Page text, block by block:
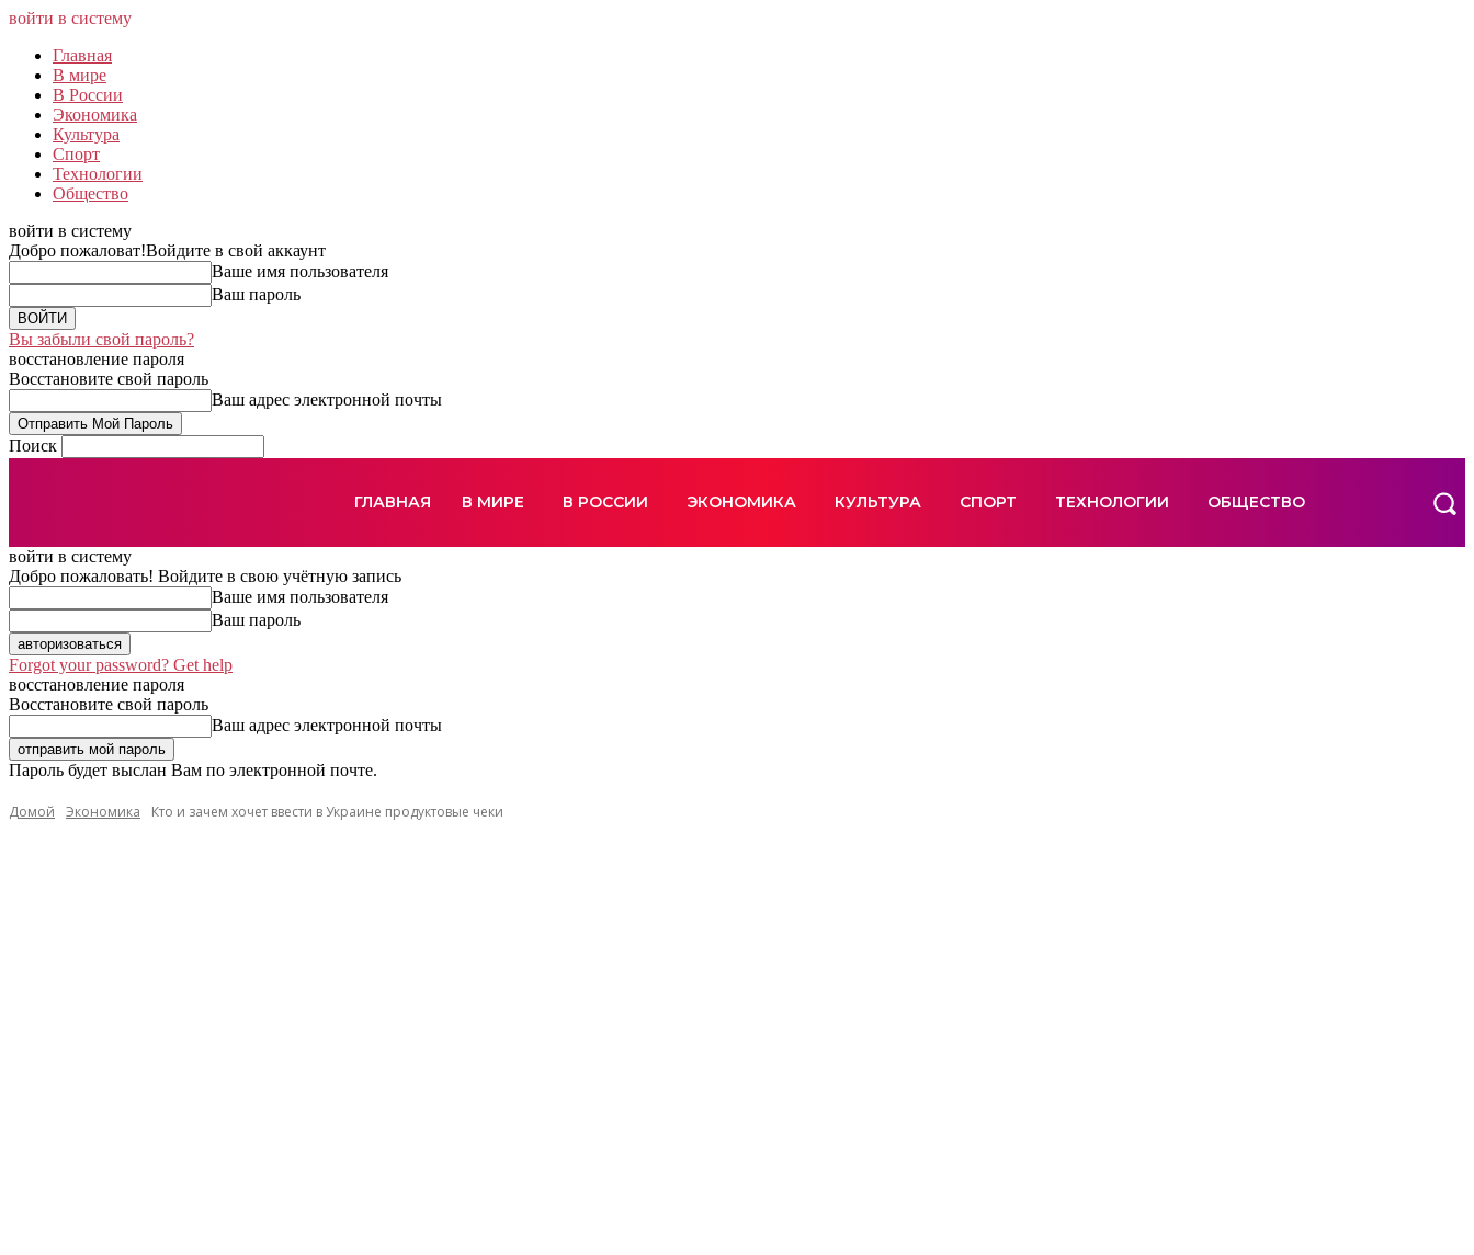
войти в систему
Главная
В мире
В России
Экономика
Культура
Спорт
Технологии
Общество
войти в систему
Добро пожаловат!Войдите в свой аккаунт
Ваше имя пользователя
Ваш пароль
Вы забыли свой пароль?
восстановление пароля
Восстановите свой пароль
Ваш адрес электронной почты
Поиск
ГЛАВНАЯ В МИРЕ В РОССИИ ЭКОНОМИКА КУЛЬТУРА СПОРТ ТЕХНОЛОГИИ ОБЩЕСТВО
войти в систему
Добро пожаловать! Войдите в свою учётную запись
Ваше имя пользователя
Ваш пароль
Forgot your password? Get help
восстановление пароля
Восстановите свой пароль
Ваш адрес электронной почты
Пароль будет выслан Вам по электронной почте.
Домой Экономика Кто и зачем хочет ввести в Украине продуктовые чеки